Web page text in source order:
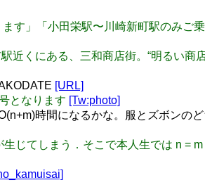
す」「小田栄駅〜川崎新町駅のみご
くにある、三和商店街。“明るい商
[URL]
となります [Tw:photo]
時間になるかな。服とズボンの
じてしまう．そこで本人生では n =